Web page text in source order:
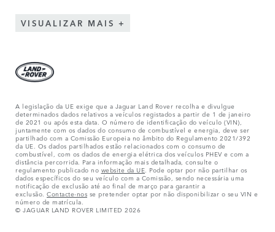
VISUALIZAR MAIS
A legislação da UE exige que a Jaguar Land Rover recolha e divulgue
determinados dados relativos a veículos registados a partir de 1 de janeiro
de 2021 ou após esta data. O número de identificação do veículo (VIN),
juntamente com os dados do consumo de combustível e energia, deve ser
partilhado com a Comissão Europeia no âmbito do Regulamento 2021/392
da UE. Os dados partilhados estão relacionados com o consumo de
combustível, com os dados de energia elétrica dos veículos PHEV e com a
distância percorrida. Para informação mais detalhada, consulte o
regulamento publicado no website da UE . Pode optar por não partilhar os
dados específicos do seu veículo com a Comissão, sendo necessária uma
notificação de exclusão até ao final de março para garantir a
exclusão. Contacte-nos se pretender optar por não disponibilizar o seu VIN e
número de matrícula.
© JAGUAR LAND ROVER LIMITED 2026